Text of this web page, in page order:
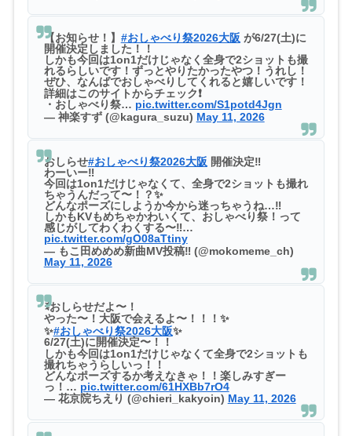
【お知らせ！】 #おしゃべり祭2026大阪 が6/27(土)に
開催決定しました！！
しかも今回は1on1だけじゃなく全身で2ショットも撮
れるらしいです！ずっとやりたかったやつ！うれし！
ぜひ、なんばでおしゃべりしてくれると嬉しいです！
詳細はこのサイトからチェック❗
・おしゃべり祭… pic.twitter.com/S1potd4Jgn
— 神楽すず (@kagura_suzu) May 11, 2026
おしらせ#おしゃべり祭2026大阪 開催決定‼️
わーいー‼️
今回は1on1だけじゃなくて、全身で2ショットも撮れ
ちゃうんだって〜！？✨
どんなポーズにしようか今から迷っちゃうね…‼️
しかもKVもめちゃかわいくて、おしゃべり祭！って
感じがしてわくわくする〜‼️…
pic.twitter.com/gO08aTtiny
— もこ田めめめ新曲MV投稿‼️ (@mokomeme_ch)
May 11, 2026
ꉂおしらせだよ〜！
やった〜！大阪で会えるよ〜！！！✨
✨#おしゃべり祭2026大阪✨
6/27(土)に開催決定〜！！
しかも今回は1on1だけじゃなくて全身で2ショットも
撮れちゃうらしいっ！！
どんなポーズするか考えなきゃ！！楽しみすぎー
っ！… pic.twitter.com/61HXBb7rO4
— 花京院ちえり (@chieri_kakyoin) May 11, 2026